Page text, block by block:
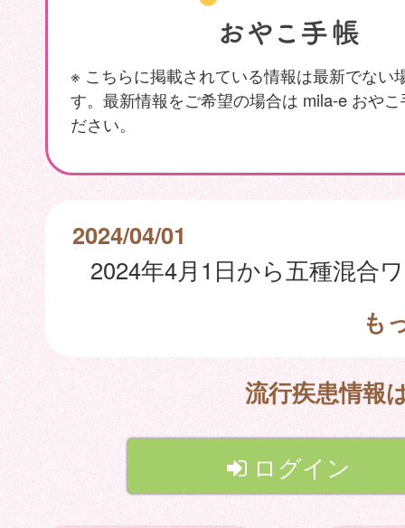
※ こちらに掲載されている情報は最新でない
す。最新情報をご希望の場合は mila-e おや
ださい。
2024/04/01
も
流行疾患情報
ログイン